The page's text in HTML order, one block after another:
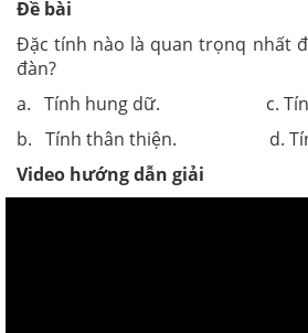
Đề bài
Đặc tính nào là quan trọnq nhất
đàn?
a. Tính hung dữ. c. Tính
b. Tính thân thiện. d. Tính
Video hướng dẫn giải